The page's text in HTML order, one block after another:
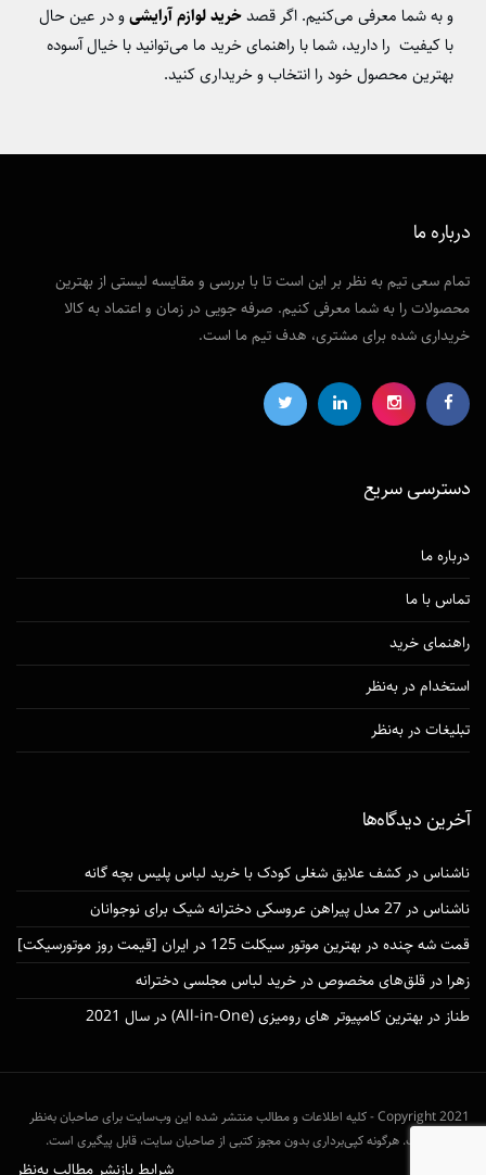
و به شما معرفی می‌کنیم. اگر قصدخرید لوازم آرایشیو در عین حال
با کیفیت را دارید، شما با راهنمای خرید ما می‌توانید با خیال آسوده
بهترین محصول خود را انتخاب و خریداری کنید.
درباره ما
تمام سعی تیم به نظر بر این است تا با بررسی و مقایسه لیستی از بهترین
محصولات را به شما معرفی کنیم. صرفه جویی در زمان و اعتماد به کالا
خریداری شده برای مشتری، هدف تیم ما است.
دسترسی‌ سریع
درباره ما
تماس با ما
راهنمای خرید
استخدام در به‌نظر
تبلیغات در به‌نظر
آخرین دیدگاه‌ها
ناشناسدر کشف علایق شغلی کودک با خرید لباس پلیس بچه گانه
ناشناسدر 27 مدل پیراهن عروسکی دخترانه شیک برای نوجوانان
قمت شه چندهدر بهترین موتور سیکلت 125 در ایران [قیمت روز موتورسیکت]
زهرادر قلق‌های مخصوص در خرید لباس مجلسی دخترانه
طناز در بهترین کامپیوتر های رومیزی (All-in-One) در سال 2021
Copyright 2021 - کلیه اطلاعات و مطالب منتشر شده این وب‌سایت برای صاحبان به‌نظر
محفوظ است. هرگونه کپی‌برداری بدون مجوز کتبی از صاحبان سایت، قابل پیگیری است.
شرایط بازنشر مطالب به‌نظر